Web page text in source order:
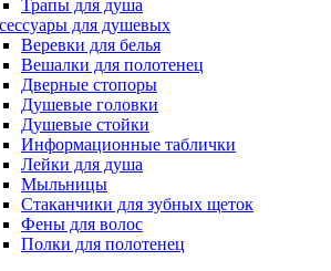
Трапы для душа
для душевых
Веревки для белья
Вешалки для полотенец
Дверные стопоры
Душевые головки
Душевые стойки
Информационные таблички
Лейки для душа
Мыльницы
Стаканчики для зубных щеток
Фены для волос
Полки для полотенец